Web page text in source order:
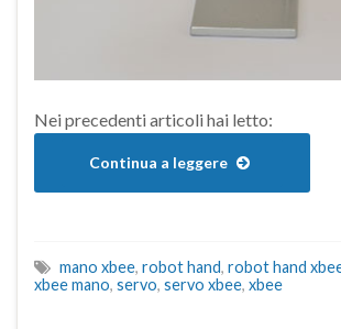
Nei precedenti articoli hai letto:
Continua a leggere
mano xbee, robot hand, robot hand
xbee mano, servo, servo xbee, xbee